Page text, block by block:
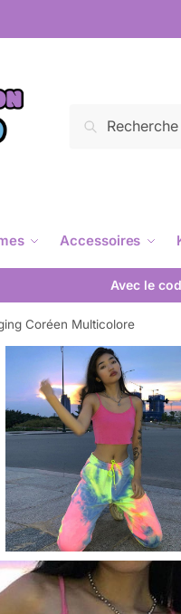
Recherche
Accessoires
Avec le
Coréen Multicolore